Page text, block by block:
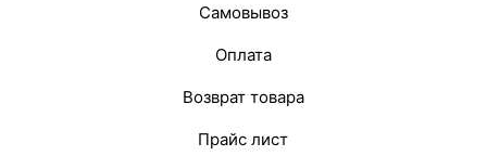
Самовывоз
Оплата
Возврат товара
Прайс лист